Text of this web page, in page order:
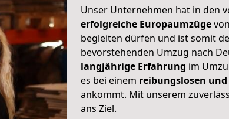
Unser Unternehmen hat in den
erfolgreiche Europaumzüge
begleiten dürfen und ist somit
bevorstehenden Umzug nach
langjährige Erfahrung im
es bei einem reibungslosen
ankommt. Mit unserem
ans Ziel.